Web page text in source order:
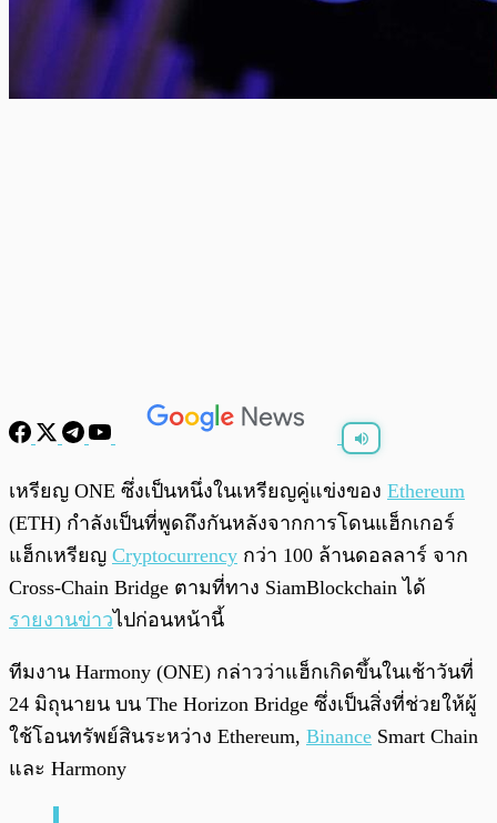
เหรียญ ONE ซึ่งเป็นหนึ่งในเหรียญคู่แข่งของ Ethereum
(ETH) กำลังเป็นที่พูดถึงกันหลังจากการโดนแฮ็กเกอร์
แฮ็กเหรียญ Cryptocurrency กว่า 100 ล้านดอลลาร์ จาก
Cross-Chain Bridge ตามที่ทาง SiamBlockchain ได้
รายงานข่าวไปก่อนหน้านี้
ทีมงาน Harmony (ONE) กล่าวว่าแฮ็กเกิดขึ้นในเช้าวันที่
24 มิถุนายน บน The Horizon Bridge ซึ่งเป็นสิ่งที่ช่วยให้ผู้
ใช้โอนทรัพย์สินระหว่าง Ethereum, Binance Smart Chain
และ Harmony